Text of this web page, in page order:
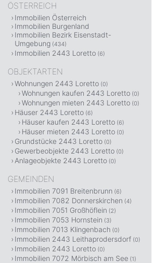
ÖSTERREICH
Immobilien Österreich
Immobilien Burgenland
Immobilien Bezirk Eisenstadt-
Umgebung (434)
Immobilien 2443 Loretto (6)
OBJEKTARTEN
Wohnungen 2443 Loretto (0)
Wohnungen kaufen 2443 Loretto (0)
Wohnungen mieten 2443 Loretto (0)
Häuser 2443 Loretto (6)
Häuser kaufen 2443 Loretto (6)
Häuser mieten 2443 Loretto (0)
Grundstücke 2443 Loretto (0)
Gewerbeobjekte 2443 Loretto (0)
Anlageobjekte 2443 Loretto (0)
GEMEINDEN
Immobilien 7091 Breitenbrunn (6)
Immobilien 7082 Donnerskirchen (4)
Immobilien 7051 Großhöflein (2)
Immobilien 7053 Hornstein (3)
Immobilien 7013 Klingenbach (0)
Immobilien 2443 Leithaprodersdorf (0)
Immobilien 2443 Loretto (0)
Immobilien 7072 Mörbisch am See (1)